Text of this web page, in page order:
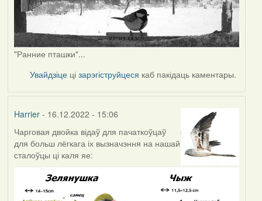
"Ранние пташки"...
Увайдзіце цізарэгіструйцеся каб пакідаць каментары.
Harrier- 16.12.2022 - 15:06
Чарговая двойка відаў для пачаткоўцаў
для больш лёгкага іх вызначэння на нашай
сталоўцы ці каля яе: